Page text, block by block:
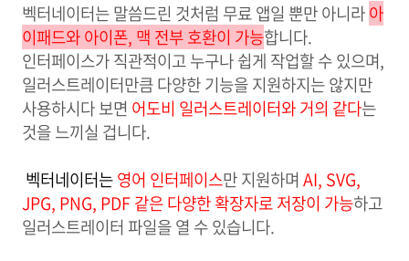
벡터네이터는 말씀드린 것처럼 무료 앱일 뿐만 아니라아
이패드와 아이폰, 맥 전부 호환이 가능합니다.
인터페이스가 직관적이고 누구나 쉽게 작업할 수 있으며,
일러스트레이터만큼 다양한 기능을 지원하지는 않지만
사용하시다 보면 어도비 일러스트레이터와 거의 같다는
것을 느끼실 겁니다.
벡터네이터는영어 인터페이스만 지원하며 AI, SVG,
JPG, PNG, PDF 같은 다양한 확장자로 저장이 가능하고
일러스트레이터 파일을 열 수 있습니다.